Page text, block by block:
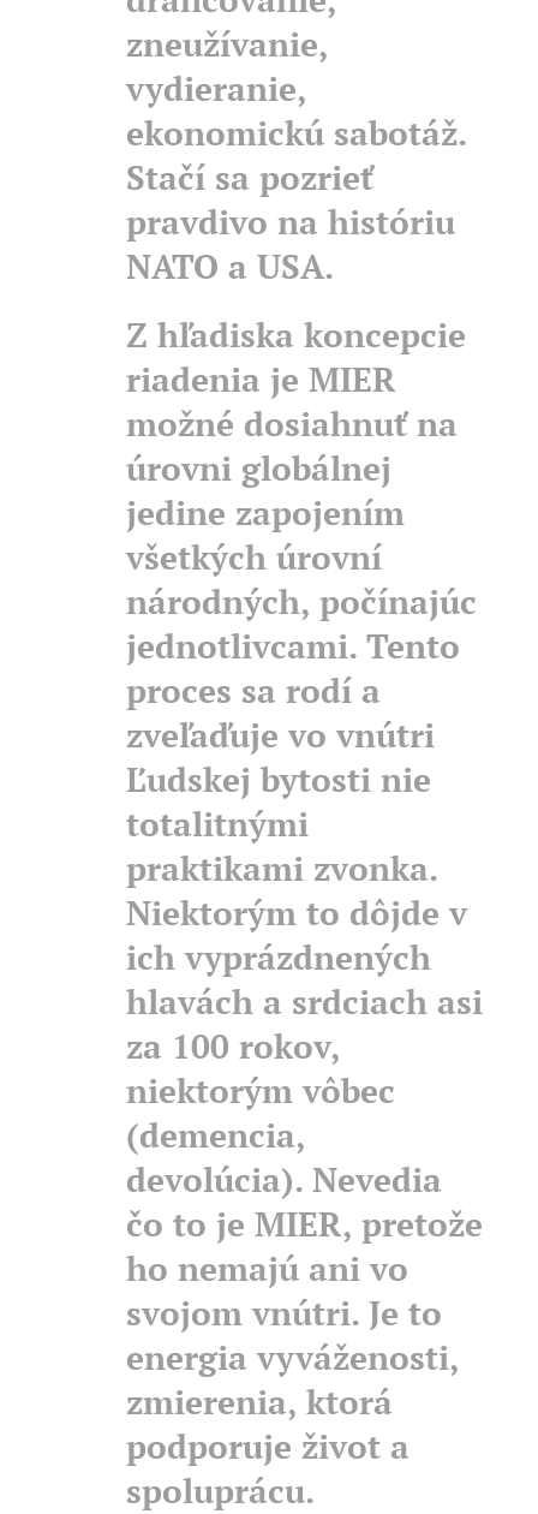
zneužívanie,
vydieranie,
ekonomickú sabotáž.
Stačí sa pozrieť
pravdivo na históriu
NATO a USA.
Z hľadiska koncepcie
riadenia je MIER
možné dosiahnuť na
úrovni globálnej
jedine zapojením
všetkých úrovní
národných, počínajúc
jednotlivcami. Tento
proces sa rodí a
zveľaďuje vo vnútri
Ľudskej bytosti nie
totalitnými
praktikami zvonka.
Niektorým to dôjde v
ich vyprázdnených
hlavách a srdciach asi
za 100 rokov,
niektorým vôbec
(demencia,
devolúcia). Nevedia
čo to je MIER, pretože
ho nemajú ani vo
svojom vnútri. Je to
energia vyváženosti,
zmierenia, ktorá
podporuje život a
spoluprácu.